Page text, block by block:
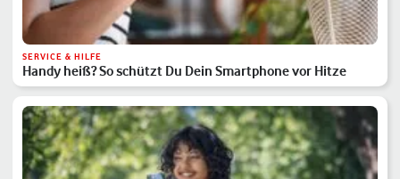
SERVICE & HILFE
Handy heiß? So schützt Du Dein Smartphone vor Hitze